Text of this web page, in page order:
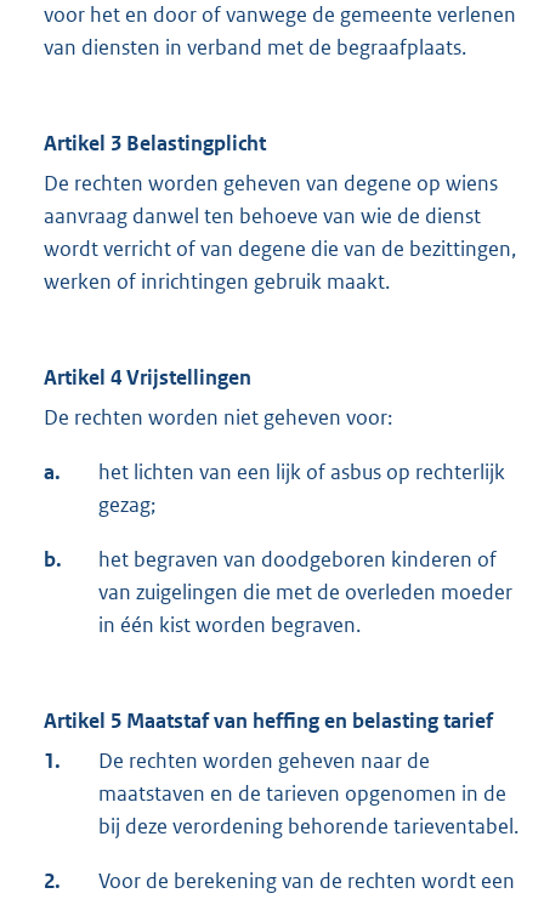
voor het en door of vanwege de gemeente verlenen
van diensten in verband met de begraafplaats.
Artikel 3 Belastingplicht
De rechten worden geheven van degene op wiens
aanvraag danwel ten behoeve van wie de dienst
wordt verricht of van degene die van de bezittingen,
werken of inrichtingen gebruik maakt.
Artikel 4 Vrijstellingen
De rechten worden niet geheven voor:
a.
het lichten van een lijk of asbus op rechterlijk
gezag;
b.
het begraven van doodgeboren kinderen of
van zuigelingen die met de overleden moeder
in één kist worden begraven.
Artikel 5 Maatstaf van heffing en belasting tarief
1.
De rechten worden geheven naar de
maatstaven en de tarieven opgenomen in de
bij deze verordening behorende tarieventabel.
2.
Voor de berekening van de rechten wordt een